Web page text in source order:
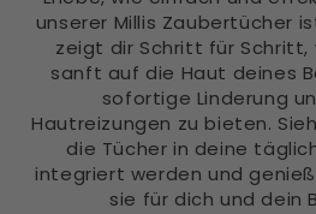
unserer Millis Zaubertücher
zeigt dir Schritt für Schritt,
sanft auf die Haut deines
sofortige Linderung
Hautreizungen zu bieten.
die Tücher in deine
integriert werden und
sie für dich und dein